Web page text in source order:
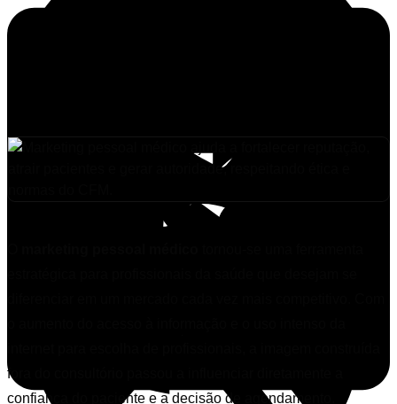
fora do consultório passou a influenciar diretamente a
confiança do paciente e a decisão de agendamento.